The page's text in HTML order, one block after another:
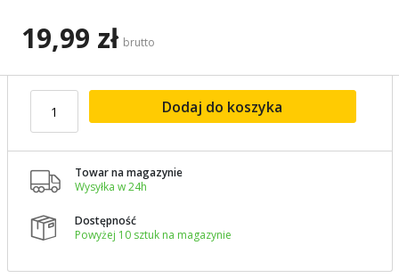
19,99 zł brutto
Dodaj do koszyka

Towar na magazynie
Wysyłka w 24h

Dostępność
Powyżej 10 sztuk na magazynie